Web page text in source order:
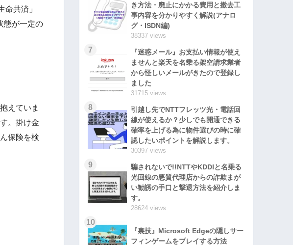
共済」
態が一定の
えていま
。掛け金
保険を検
き方法・廃止にかかる費用と撤去工
事内容を分かりやすく解説(アナロ
グ・ISDN編)
38337 views
7
『迷惑メール』お支払い情報が使え
ませんと楽天を名乗る架空請求業者
から怪しいメールがきたので登録し
ました
31715 views
8
引越し先でNTTフレッツ光・電話回
線が使えるか？少しでも開通できる
確率を上げる為に物件選びの時に確
認したいポイントを解説します。
30397 views
9
騙されないで!!NTTやKDDIと名乗る
光回線の悪質代理店からの詐欺まが
い勧誘の手口と撃退方法を紹介しま
す。
28624 views
10
『裏技』Microsoft Edgeの隠しサー
フィンゲームをプレイする方法